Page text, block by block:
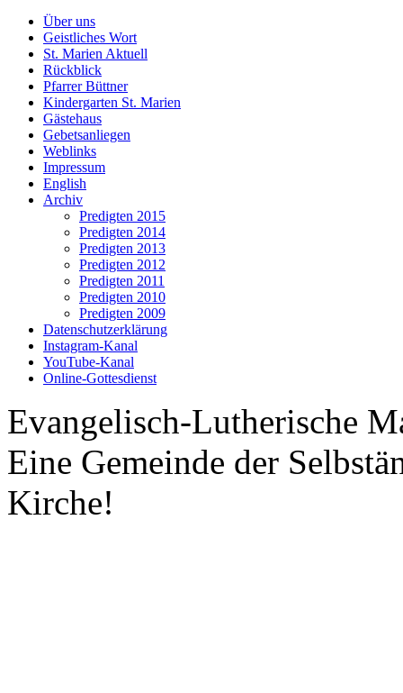
Über uns
Geistliches Wort
St. Marien Aktuell
Rückblick
Pfarrer Büttner
Kindergarten St. Marien
Gästehaus
Gebetsanliegen
Weblinks
Impressum
English
Archiv
Predigten 2015
Predigten 2014
Predigten 2013
Predigten 2012
Predigten 2011
Predigten 2010
Predigten 2009
Datenschutzerklärung
Instagram-Kanal
YouTube-Kanal
Online-Gottesdienst
Evangelisch-Lutherische
Eine Gemeinde der
Kirche!